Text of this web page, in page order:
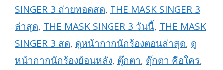
SINGER 3 ถ่ายทอดสด, THE MASK SINGER 3
ล่าสุด, THE MASK SINGER 3 วันนี้, THE MASK
SINGER 3 สด, ดูหน้ากากนักร้องตอนล่าสุด, ดู
หน้ากากนักร้องย้อนหลัง, ตุ๊กตา, ตุ๊กตา คือใคร,